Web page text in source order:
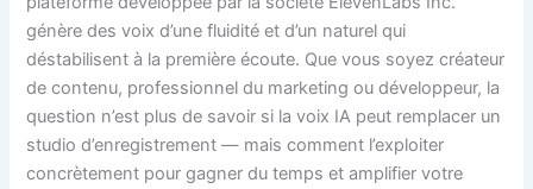
génère des voix d’une fluidité et d’un naturel qui
déstabilisent à la première écoute. Que vous soyez créateur
de contenu, professionnel du marketing ou développeur, la
question n’est plus de savoir si la voix IA peut remplacer un
studio d’enregistrement — mais comment l’exploiter
concrètement pour gagner du temps et amplifier votre